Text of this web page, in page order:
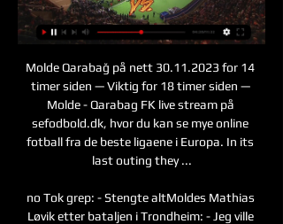
Molde Qarabağ på nett 30.11.2023 for 14
timer siden — Viktig for 18 timer siden —
Molde - Qarabag FK live stream på
sefodbold.dk, hvor du kan se mye online
fotball fra de beste ligaene i Europa. In its
last outing they ...
no Tok grep: - Stengte altMoldes Mathias
Løvik etter bataljen i Trondheim: - Jeg ville